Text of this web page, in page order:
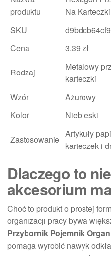
produktu
Na
SKU
Cena
3.39 zł
Rodzaj
Metalowy
karteczki
Wzór
Ażurowy
Kolor
Niebieski
Zastosowanie
Artykuły
karteczek i
Dlaczego to
akcesorium
Choć to produkt o prostej
organizacji pracy bywa
Przybornik Pojemnik
pomaga wyrobić nawyk